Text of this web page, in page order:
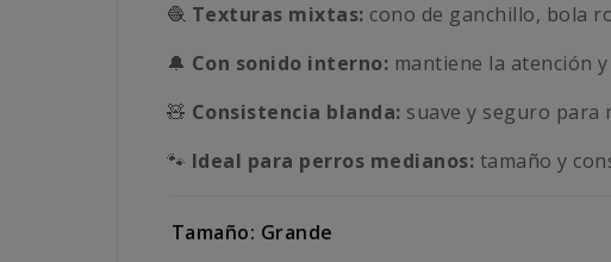
🧶 Texturas mixtas: cono de ganchillo, bola
🔔 Con sonido interno: mantiene la atención
🧸 Consistencia blanda: suave y seguro para
🐾 Ideal para perros medianos: tamaño y
Tamaño: Grande